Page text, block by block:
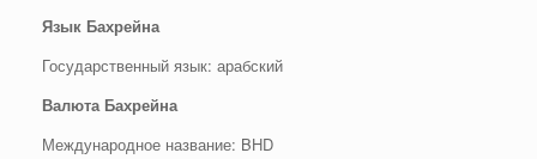
Язык Бахрейна
Государственный язык: арабский
Валюта Бахрейна
Международное название: BHD